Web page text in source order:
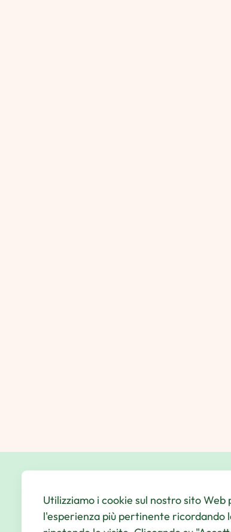
Il tuo indirizzo di
Utilizziamo i cookie sul nostro sito
l'esperienza più pertinente ricordando